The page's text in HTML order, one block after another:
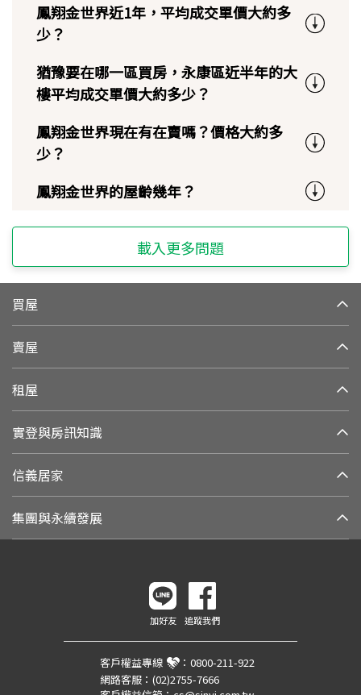
鳳翔金世界近1年，平均成交單價大約多
少？
猶豫要在哪一區買房，永康區近半年的大
樓平均成交單價大約多少？
鳳翔金世界現在有在賣嗎？價格大約多
少？
鳳翔金世界的屋齡幾年？
載入更多問題
買屋
賣屋
租屋
實登與房訊知識
信義居家
集團與永續發展
加好友 追蹤我們
客戶權益專線 ： 0800-211-922
網路客服： (02)2755-7666